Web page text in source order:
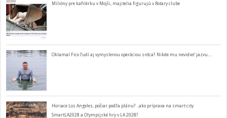
Milióny pre kafilérku v Mojši, majitelia figurujú v Rotary clube
Oklamal Fico ľudí aj vymyslenou operáciou srdca? Nikde mu nevidieť jazvu…
Horiace Los Angeles, požiar podľa plánu? ..ako príprava na smart city
SmartLA2028 a Olympijské hry v LA 2028?